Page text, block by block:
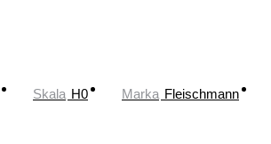
Skala H0 Marka Fleischmann